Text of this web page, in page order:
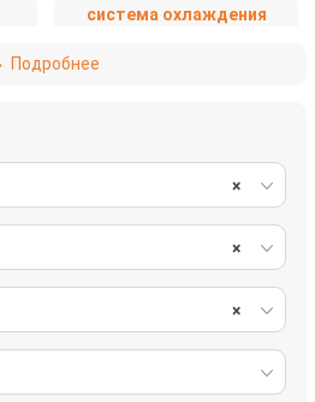
система охлаждения
топливная система
Подробнее
×
×
×